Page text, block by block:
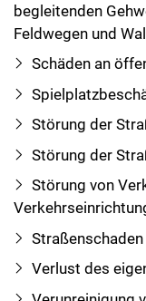
begleitenden
Feldwegen und
Schäden an
Störung der
Störung der
Störung von
Verlust des